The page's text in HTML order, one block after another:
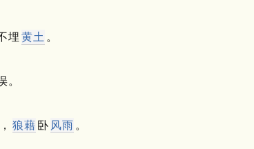
埋 黄土 。
。
， 狼藉 卧 风雨 。